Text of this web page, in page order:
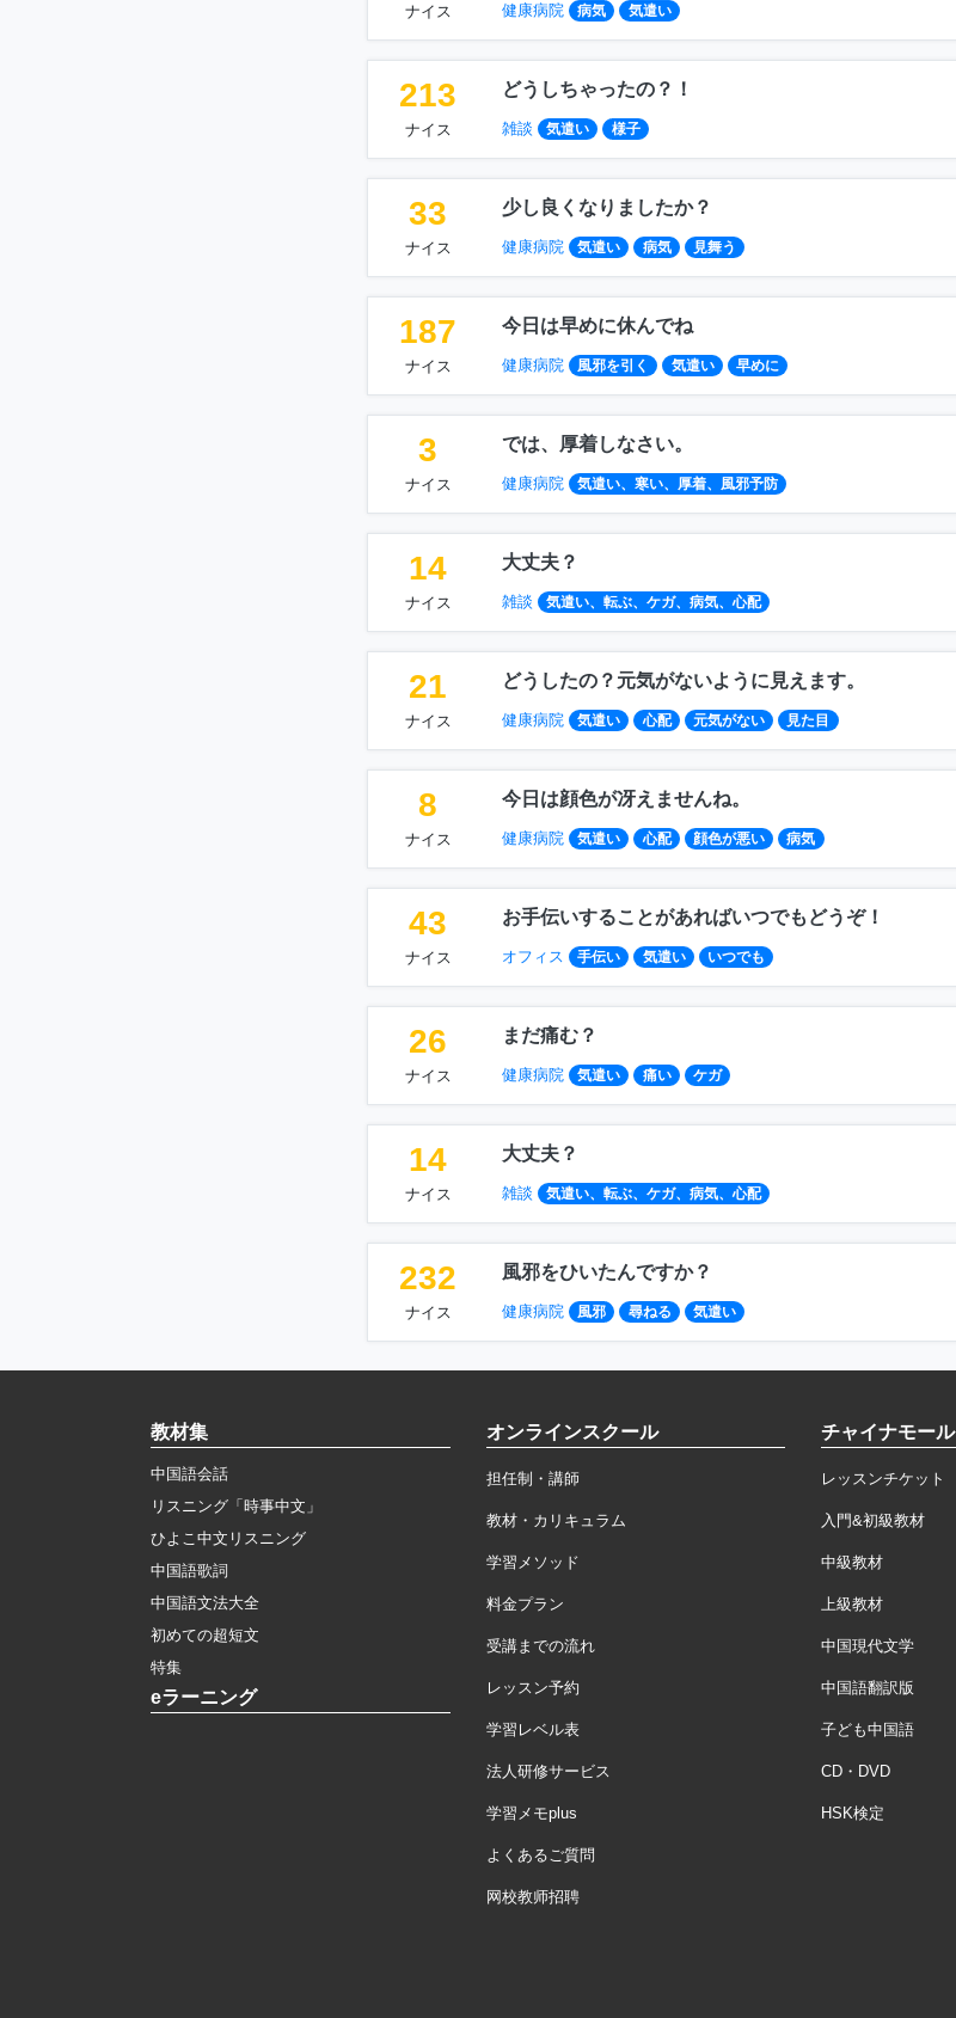
ナイス 健康病院 病気 気遣い
213
ナイス
どうしちゃったの？！
雑談 気遣い 様子
33
ナイス
少し良くなりましたか？
健康病院 気遣い 病気 見舞う
187
ナイス
今日は早めに休んでね
健康病院 風邪を引く 気遣い 早めに
3
ナイス
では、厚着しなさい。
健康病院 気遣い、寒い、厚着、風邪予防
14
ナイス
大丈夫？
雑談 気遣い、転ぶ、ケガ、病気、心配
21
ナイス
どうしたの？元気がないように見えます。
健康病院 気遣い 心配 元気がない 見た目
8
ナイス
今日は顔色が冴えませんね。
健康病院 気遣い 心配 顔色が悪い 病気
43
ナイス
お手伝いすることがあればいつでもどうぞ！
オフィス 手伝い 気遣い いつでも
26
ナイス
まだ痛む？
健康病院 気遣い 痛い ケガ
14
ナイス
大丈夫？
雑談 気遣い、転ぶ、ケガ、病気、心配
232
ナイス
風邪をひいたんですか？
健康病院 風邪 尋ねる 気遣い
教材集
中国語会話
リスニング「時事中文」
ひよこ中文リスニング
中国語歌詞
中国語文法大全
初めての超短文
特集
eラーニング
オンラインスクール
担任制・講師
教材・カリキュラム
学習メソッド
料金プラン
受講までの流れ
レッスン予約
学習レベル表
法人研修サービス
学習メモplus
よくあるご質問
网校教师招聘
チャイナモール
レッスンチケット
入門&初級教材
中級教材
上級教材
中国現代文学
中国語翻訳版
子ども中国語
CD・DVD
HSK検定